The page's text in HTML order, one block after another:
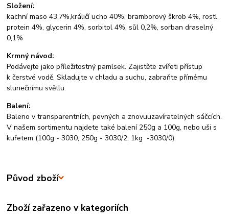
Složení:
kachní maso 43,7%,králičí ucho 40%, bramborový škrob 4%, rostl.
protein 4%, glycerin 4%, sorbitol 4%, sůl 0,2%, sorban draselný
0,1%
Krmný návod:
Podávejte jako příležitostný pamlsek. Zajistěte zvířeti přístup
k čerstvé vodě. Skladujte v chladu a suchu, zabraňte přímému
slunečnímu světlu.
Balení:
Baleno v transparentních, pevných a znovuuzavíratelných sáčcích.
V našem sortimentu najdete také balení 250g a 100g, nebo uši s
kuřetem (100g - 3030, 250g - 3030/2, 1kg -3030/0).
Původ zboží
Zboží zařazeno v kategoriích